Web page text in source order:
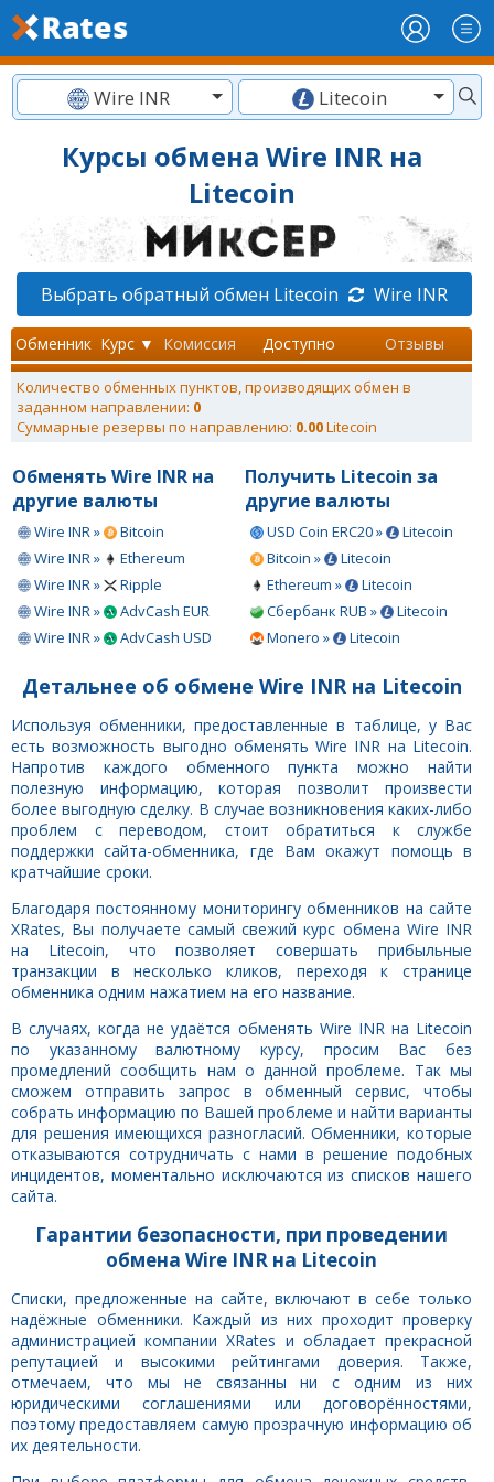
Wire INR Litecoin
Курсы обмена Wire INR на
Litecoin
Выбрать обратный обмен Litecoin Wire INR
Обменник Курс ▼ Комиссия Доступно Отзывы
Количество обменных пунктов, производящих обмен в
заданном направлении: 0
Суммарные резервы по направлению: 0.00Litecoin
Обменять Wire INR на
другие валюты
Wire INR »
Bitcoin
Wire INR »
Ethereum
Wire INR »
Ripple
Wire INR »
AdvCash EUR
Wire INR »
AdvCash USD
Получить Litecoin за
другие валюты
USD Coin ERC20 »
Litecoin
Bitcoin »
Litecoin
Ethereum »
Litecoin
Сбербанк RUB »
Litecoin
Monero »
Litecoin
Детальнее об обмене Wire INR на Litecoin
Используя обменники, предоставленные в таблице, у Вас
есть возможность выгодно обменять Wire INR на Litecoin.
Напротив каждого обменного пункта можно найти
полезную информацию, которая позволит произвести
более выгодную сделку. В случае возникновения каких-либо
проблем с переводом, стоит обратиться к службе
поддержки сайта-обменника, где Вам окажут помощь в
кратчайшие сроки.
Благодаря постоянному мониторингу обменников на сайте
XRates, Вы получаете самый свежий курс обмена Wire INR
на Litecoin, что позволяет совершать прибыльные
транзакции в несколько кликов, переходя к странице
обменника одним нажатием на его название.
В случаях, когда не удаётся обменять Wire INR на Litecoin
по указанному валютному курсу, просим Вас без
промедлений сообщить нам о данной проблеме. Так мы
сможем отправить запрос в обменный сервис, чтобы
собрать информацию по Вашей проблеме и найти варианты
для решения имеющихся разногласий. Обменники, которые
отказываются сотрудничать с нами в решение подобных
инцидентов, моментально исключаются из списков нашего
сайта.
Гарантии безопасности, при проведении
обмена Wire INR на Litecoin
Списки, предложенные на сайте, включают в себе только
надёжные обменники. Каждый из них проходит проверку
администрацией компании XRates и обладает прекрасной
репутацией и высокими рейтингами доверия. Также,
отмечаем, что мы не связанны ни с одним из них
юридическими соглашениями или договорённостями,
поэтому предоставляем самую прозрачную информацию об
их деятельности.